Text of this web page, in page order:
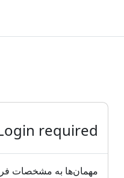
required
مهمان‌ها به مشخصات